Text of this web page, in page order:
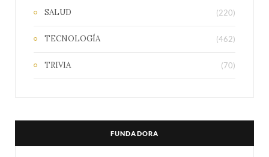
SALUD (220)
TECNOLOGÍA (462)
TRIVIA (70)
FUNDADORA